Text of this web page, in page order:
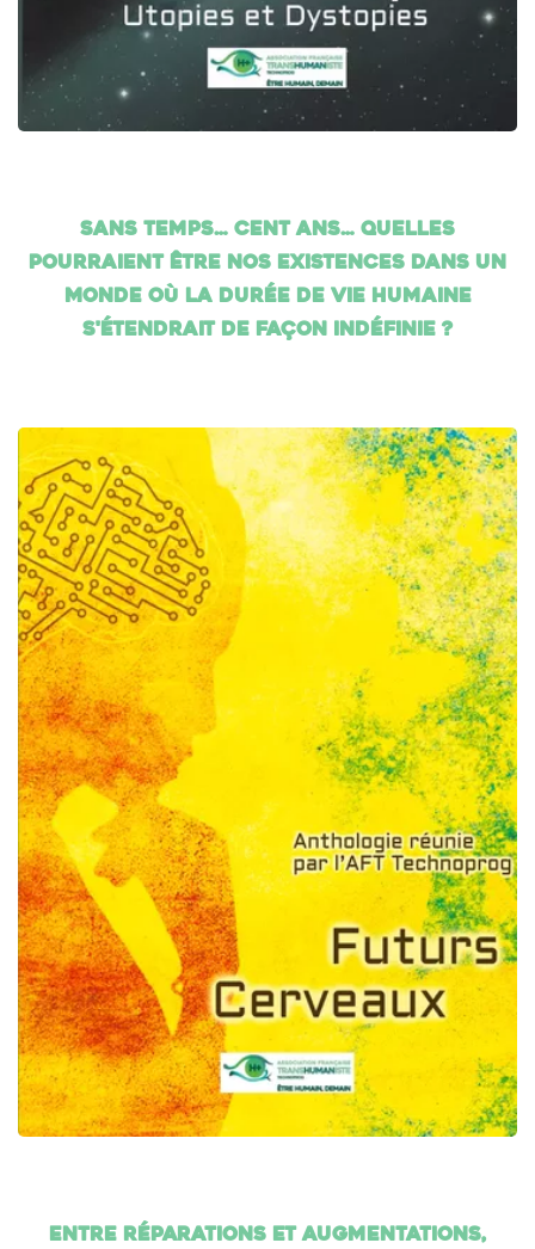
Sans temps… cent ans… Quelles
pourraient être nos existences dans un
monde où la durée de vie humaine
s'étendrait de façon indéfinie ?
Entre réparations et augmentations,